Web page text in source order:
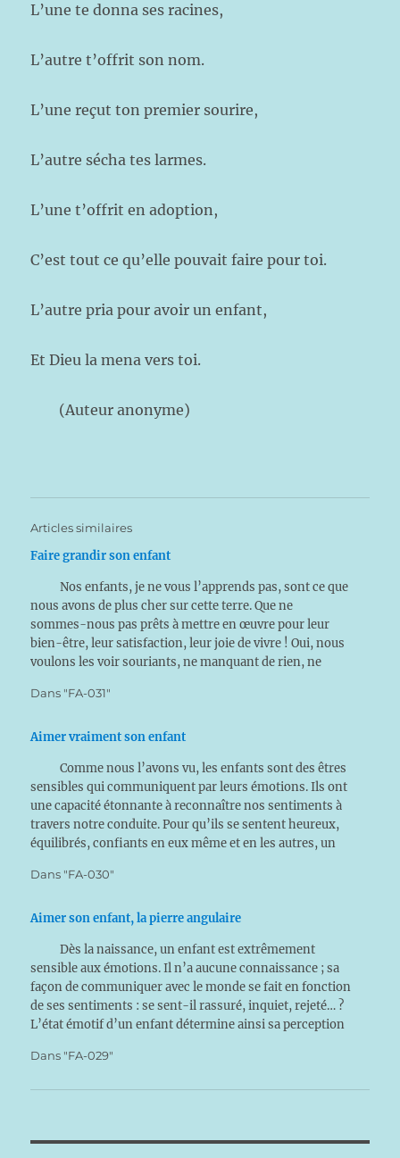
L’une te donna ses racines,
L’autre t’offrit son nom.
L’une reçut ton premier sourire,
L’autre sécha tes larmes.
L’une t’offrit en adoption,
C’est tout ce qu’elle pouvait faire pour toi.
L’autre pria pour avoir un enfant,
Et Dieu la mena vers toi.
(Auteur anonyme)
Articles similaires
Faire grandir son enfant
Nos enfants, je ne vous l’apprends pas, sont ce que
nous avons de plus cher sur cette terre. Que ne
sommes-nous pas prêts à mettre en œuvre pour leur
bien-être, leur satisfaction, leur joie de vivre ! Oui, nous
voulons les voir souriants, ne manquant de rien, ne
Dans "FA-031"
Aimer vraiment son enfant
Comme nous l’avons vu, les enfants sont des êtres
sensibles qui communiquent par leurs émotions. Ils ont
une capacité étonnante à reconnaître nos sentiments à
travers notre conduite. Pour qu’ils se sentent heureux,
équilibrés, confiants en eux même et en les autres, un
Dans "FA-030"
Aimer son enfant, la pierre angulaire
Dès la naissance, un enfant est extrêmement
sensible aux émotions. Il n’a aucune connaissance ; sa
façon de communiquer avec le monde se fait en fonction
de ses sentiments : se sent-il rassuré, inquiet, rejeté… ?
L’état émotif d’un enfant détermine ainsi sa perception
Dans "FA-029"